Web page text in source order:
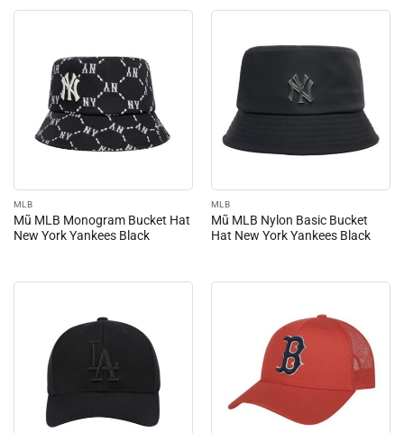
MLB
Mũ MLB Monogram Bucket Hat
New York Yankees Black
MLB
Mũ MLB Nylon Basic Bucket
Hat New York Yankees Black